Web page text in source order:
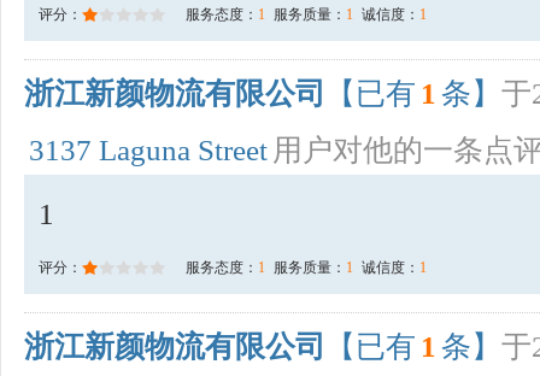
评分： 服务态度： 1 服务质量： 1 诚信度： 1
浙江新颜物流有限公司 【已有 1 条】 于
3137 Laguna Street 用户对他的一条点
1
评分： 服务态度： 1 服务质量： 1 诚信度： 1
浙江新颜物流有限公司 【已有 1 条】 于